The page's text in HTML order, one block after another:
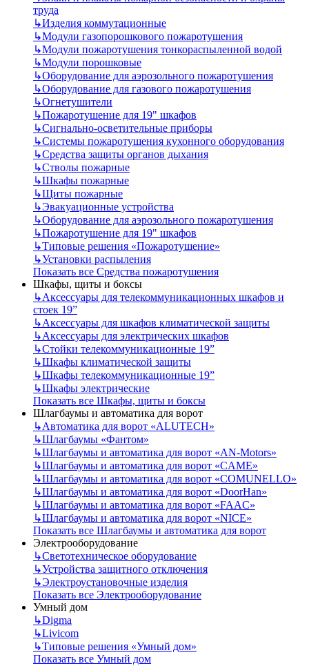
труда
↳Изделия коммутационные
↳Модули газопорошкового пожаротушения
↳Модули пожаротушения тонкораспыленной водой
↳Модули порошковые
↳Оборудование для аэрозольного пожаротушения
↳Оборудование для газового пожаротушения
↳Огнетушители
↳Пожаротушение для 19" шкафов
↳Сигнально-осветительные приборы
↳Системы пожаротушения кухонного оборудования
↳Средства защиты органов дыхания
↳Стволы пожарные
↳Шкафы пожарные
↳Щиты пожарные
↳Эвакуационные устройства
↳Оборудование для аэрозольного пожаротушения
↳Пожаротушение для 19" шкафов
↳Типовые решения «Пожаротушение»
↳Установки распыления
Показать все Средства пожаротушения
Шкафы, щиты и боксы
↳Аксессуары для телекоммуникационных шкафов и
стоек 19”
↳Аксессуары для шкафов климатической защиты
↳Аксессуары для электрических шкафов
↳Стойки телекоммуникационные 19”
↳Шкафы климатической защиты
↳Шкафы телекоммуникационные 19”
↳Шкафы электрические
Показать все Шкафы, щиты и боксы
Шлагбаумы и автоматика для ворот
↳Автоматика для ворот «ALUTECH»
↳Шлагбаумы «Фантом»
↳Шлагбаумы и автоматика для ворот «AN-Motors»
↳Шлагбаумы и автоматика для ворот «CAME»
↳Шлагбаумы и автоматика для ворот «COMUNELLO»
↳Шлагбаумы и автоматика для ворот «DoorHan»
↳Шлагбаумы и автоматика для ворот «FAAC»
↳Шлагбаумы и автоматика для ворот «NICE»
Показать все Шлагбаумы и автоматика для ворот
Электрооборудование
↳Светотехническое оборудование
↳Устройства защитного отключения
↳Электроустановочные изделия
Показать все Электрооборудование
Умный дом
↳Digma
↳Livicom
↳Типовые решения «Умный дом»
Показать все Умный дом